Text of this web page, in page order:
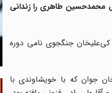
محمدحسین طاهری را زندانی
کی‌علیخان جنگجوی نامی دوره
جوان که با خویشاوندی با